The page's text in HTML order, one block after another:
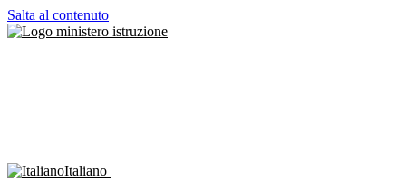
Salta al contenuto
Italiano